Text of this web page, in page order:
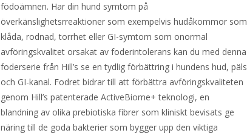
födoämnen. Har din hund symtom på
överkänslighetsrreaktioner som exempelvis hudåkommor som
klåda, rodnad, torrhet eller GI-symtom som onormal
avföringskvalitet orsakat av foderintolerans kan du med denna
foderserie från Hill’s se en tydlig förbättring i hundens hud, päls
och GI-kanal. Fodret bidrar till att förbättra avföringskvaliteten
genom Hill’s patenterade ActiveBiome+ teknologi, en
blandning av olika prebiotiska fibrer som kliniskt bevisats ge
näring till de goda bakterier som bygger upp den viktiga